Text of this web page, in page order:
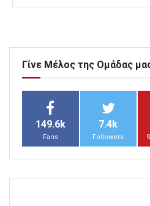
Γίνε Μέλος της Ομάδας
149.6k
Fans
7.4k
Followers